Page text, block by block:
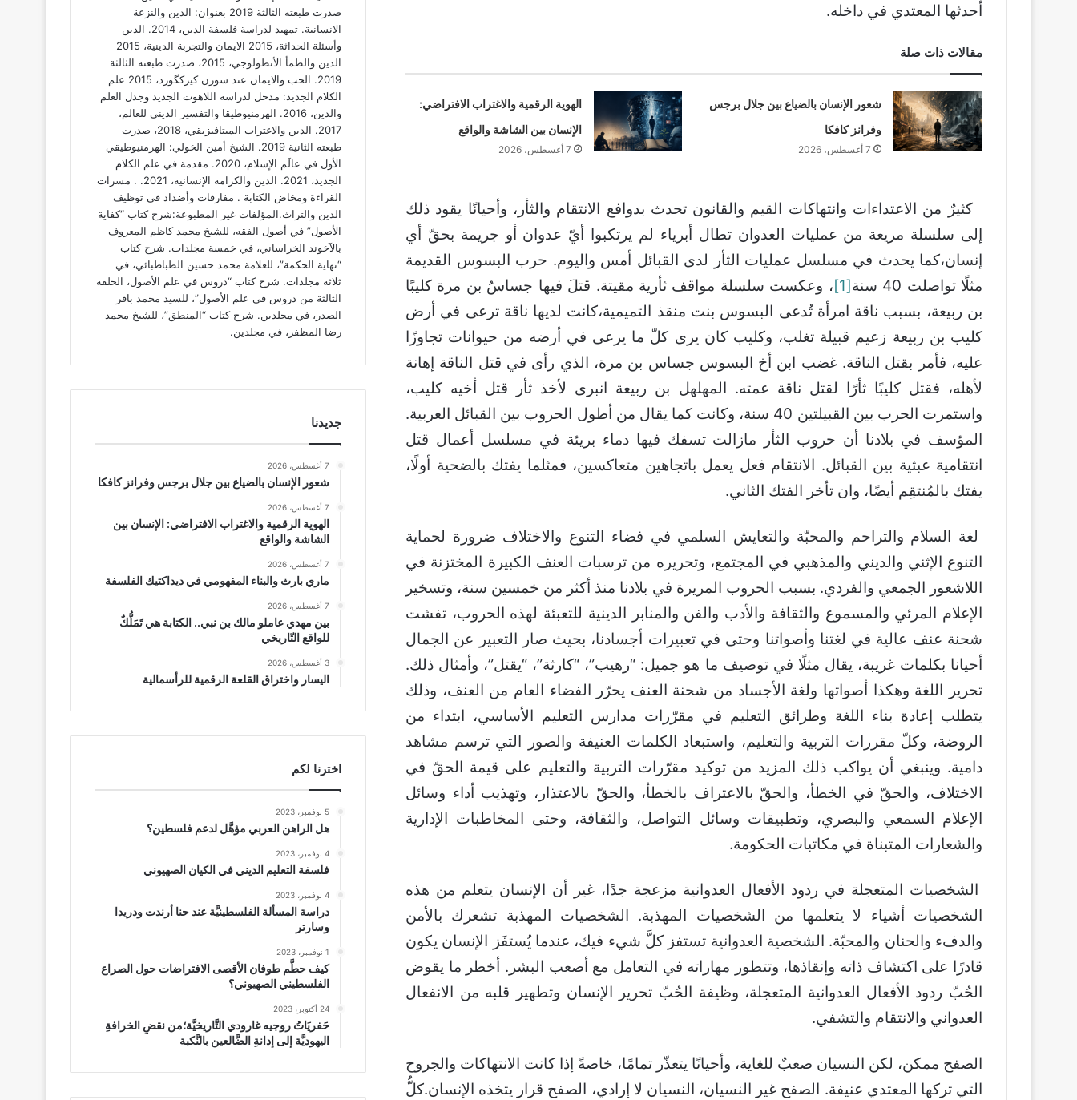
أحدثها المعتدي في داخله.
مقالات ذات صلة
شعور الإنسان بالضياع بين جلال برجس
وفرانز كافكا
7 أغسطس، 2026
الهوية الرقمية والاغتراب الافتراضي:
الإنسان بين الشاشة والواقع
7 أغسطس، 2026
كثيرٌ من الاعتداءات وانتهاكات القيم والقانون تحدث بدوافع الانتقام والثأر، وأحيانًا يقود ذلك
إلى سلسلة مريعة من عمليات العدوان تطال أبرياء لم يرتكبوا أيّ عدوان أو جريمة بحقّ أي
إنسان،كما يحدث في مسلسل عمليات الثأر لدى القبائل أمس واليوم. حرب البسوس القديمة
مثلًا تواصلت 40 سنة
[1]
، وعكست سلسلة مواقف ثأرية مقيتة. قتلَ فيها جساسُ بن مرة كليبًا
بن ربيعة، بسبب ناقة امرأة تُدعى البسوس بنت منقذ التميمية،كانت لديها ناقة ترعى في أرض
كليب بن ربيعة زعيم قبيلة تغلب، وكليب كان يرى كلّ ما يرعى في أرضه من حيوانات تجاوزًا
عليه، فأمر بقتل الناقة. غضب ابن أخ البسوس جساس بن مرة، الذي رأى في قتل الناقة إهانة
لأهله، فقتل كليبًا ثأرًا لقتل ناقة عمته. المهلهل بن ربيعة انبرى لأخذ ثأر قتل أخيه كليب،
واستمرت الحرب بين القبيلتين 40 سنة، وكانت كما يقال من أطول الحروب بين القبائل العربية.
المؤسف في بلادنا أن حروب الثأر مازالت تسفك فيها دماء بريئة في مسلسل أعمال قتل
انتقامية عبثية بين القبائل. الانتقام فعل يعمل باتجاهين متعاكسين، فمثلما يفتك بالضحية أولًا،
يفتك بالمُنتقِم أيضًا، وان تأخر الفتك الثاني.
لغة السلام والتراحم والمحبّة والتعايش السلمي في فضاء التنوع والاختلاف ضرورة لحماية
التنوع الإثني والديني والمذهبي في المجتمع، وتحريره من ترسبات العنف الكبيرة المختزنة في
اللاشعور الجمعي والفردي. بسبب الحروب المريرة في بلادنا منذ أكثر من خمسين سنة، ‏وتسخير
الإعلام المرئي والمسموع والثقافة والأدب والفن والمنابر الدينية للتعبئة لهذه الحروب، تفشت
شحنة عنف عالية في لغتنا وأصواتنا وحتى في تعبيرات أجسادنا، ‏بحيث صار التعبير عن الجمال
أحيانا بكلمات غريبة، يقال مثلًا في توصيف ما هو جميل: “رهيب”، “كارثة”، “يقتل”، وأمثال ذلك.
تحرير اللغة وهكذا أصواتها ولغة الأجساد من شحنة العنف يحرّر الفضاء العام من العنف، وذلك
يتطلب إعادة بناء اللغة وطرائق التعليم في مقرّرات مدارس التعليم الأساسي، ابتداء من
الروضة، وكلّ مقررات التربية والتعليم، واستبعاد الكلمات العنيفة والصور التي ترسم مشاهد
دامية. وينبغي أن يواكب ذلك المزيد من توكيد مقرّرات التربية والتعليم على قيمة الحقّ في
الاختلاف، والحقّ في الخطأ، والحقّ بالاعتراف بالخطأ، والحقّ بالاعتذار، وتهذيب أداء وسائل
الإعلام السمعي والبصري، وتطبيقات وسائل التواصل، والثقافة، وحتى المخاطبات الإدارية
والشعارات المتبناة في مكاتبات الحكومة.
الشخصيات المتعجلة في ردود الأفعال العدوانية مزعجة جدًا، غير أن الإنسان يتعلم من هذه
الشخصيات أشياء لا يتعلمها من الشخصيات المهذبة. الشخصيات المهذبة تشعرك بالأمن
والدفء والحنان والمحبّة. الشخصية العدوانية تستفز كلَّ شيء فيك، عندما يُستفَز الإنسان يكون
قادرًا على اكتشاف ذاته وإنقاذها، وتتطور مهاراته في التعامل مع أصعب البشر. أخطر ما يقوض
الحُبّ ردود الأفعال العدوانية المتعجلة، ‏وظيفة الحُبّ تحرير الإنسان وتطهير قلبه من الانفعال
العدواني والانتقام والتشفي.
الصفح ممكن، لكن النسيان صعبٌ للغاية، وأحيانًا يتعذّر تمامًا، خاصةً إذا كانت الانتهاكات والجروح
التي تركها المعتدي عنيفة. الصفح غير النسيان، النسيان لا إرادي، الصفح قرار يتخذه الإنسان.كلُّ
صدرت طبعته الثالثة 2019 بعنوان: الدين والنزعة
الانسانية. تمهيد لدراسة فلسفة الدين، 2014. الدين
وأسئلة الحداثة، 2015 الايمان والتجربة الدينية، 2015
الدين والظمأ الأنطولوجي، 2015، صدرت طبعته الثالثة
2019. الحب والايمان عند سورن كيركگورد، 2015 علم
الكلام الجديد: مدخل لدراسة اللاهوت الجديد وجدل العلم
والدين، 2016. الهرمنيوطيقا والتفسير الديني للعالم،
2017. الدين والاغتراب الميتافيزيقي، 2018، صدرت
طبعته الثانية 2019. الشيخ أمين الخولي: الهرمنيوطيقي
الأول في عالَم الإسلام، 2020. مقدمة في علم الكلام
الجديد، 2021. الدين والكرامة الإنسانية، 2021. . مسرات
القراءة ومخاض الكتابة . ⁠مفارقات وأضداد في توظيف
الدين والتراث.المؤلفات غير المطبوعة:شرح كتاب “كفاية
الأصول” في أصول الفقه، للشيخ محمد كاظم المعروف
بالآخوند الخراساني، في خمسة مجلدات. شرح كتاب
“نهاية الحكمة”، للعلامة محمد حسين الطباطبائي، في
ثلاثة مجلدات. شرح كتاب “دروس في علم الأصول، الحلقة
الثالثة من دروس في علم الأصول”، للسيد محمد باقر
الصدر، في مجلدين. شرح كتاب “المنطق”، للشيخ محمد
رضا المظفر، في مجلدين.
جديدنا
7 أغسطس، 2026
شعور الإنسان بالضياع بين جلال برجس وفرانز كافكا
7 أغسطس، 2026
الهوية الرقمية والاغتراب الافتراضي: الإنسان بين
الشاشة والواقع
7 أغسطس، 2026
ماري بارث والبناء المفهومي في ديداكتيك الفلسفة
7 أغسطس، 2026
بين مهدي عاملو مالك بن نبي.. الكتابة هي تَمَلُّكٌ
للواقع التّاريخي
3 أغسطس، 2026
اليسار واختراق القلعة الرقمية للرأسمالية
اخترنا لكم
5 نوفمبر، 2023
هل الراهن العربي مؤهَّل لدعم فلسطين؟
4 نوفمبر، 2023
فلسفة التعليم الديني في الكيان الصهيوني
4 نوفمبر، 2023
دراسة المسألة الفلسطينيَّة عند حنا أرندت ودريدا
وسارتر
1 نوفمبر، 2023
كيف حطَّم طوفان الأقصى الافتراضات حول الصراع
الفلسطيني الصهيوني؟
24 أكتوبر، 2023
حَفريَاتُ روجيه غارودي التَّاريخيَّة؛من نقضِ الخرافةِ
اليهوديَّة إلى إدانةِ الضَّالعين بالنَّكبة